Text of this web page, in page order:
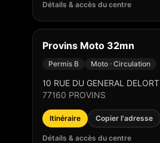
Détails & accès du centre
Provins Moto 32mn
Permis B Moto · Circulation
10 RUE DU GENERAL DELORT
77160 PROVINS
Itinéraire Copier l'adresse
Détails & accès du centre